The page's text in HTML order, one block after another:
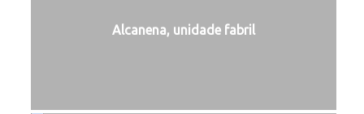
Alcanena, unidade fabril